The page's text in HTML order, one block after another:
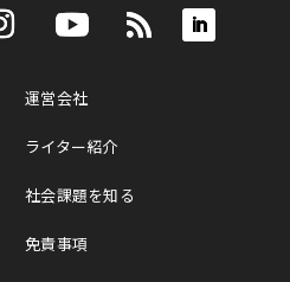
運営会社
ライター紹介
社会課題を知る
免責事項